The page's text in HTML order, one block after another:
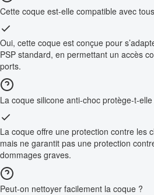
Cette coque est-elle compatible avec
Oui, cette coque est conçue pour
PSP standard, en permettant un accès
ports.
La coque silicone anti-choc protège-t-
La coque offre une protection contre les
mais ne garantit pas une protection
dommages graves.
Peut-on nettoyer facilement la coque ?